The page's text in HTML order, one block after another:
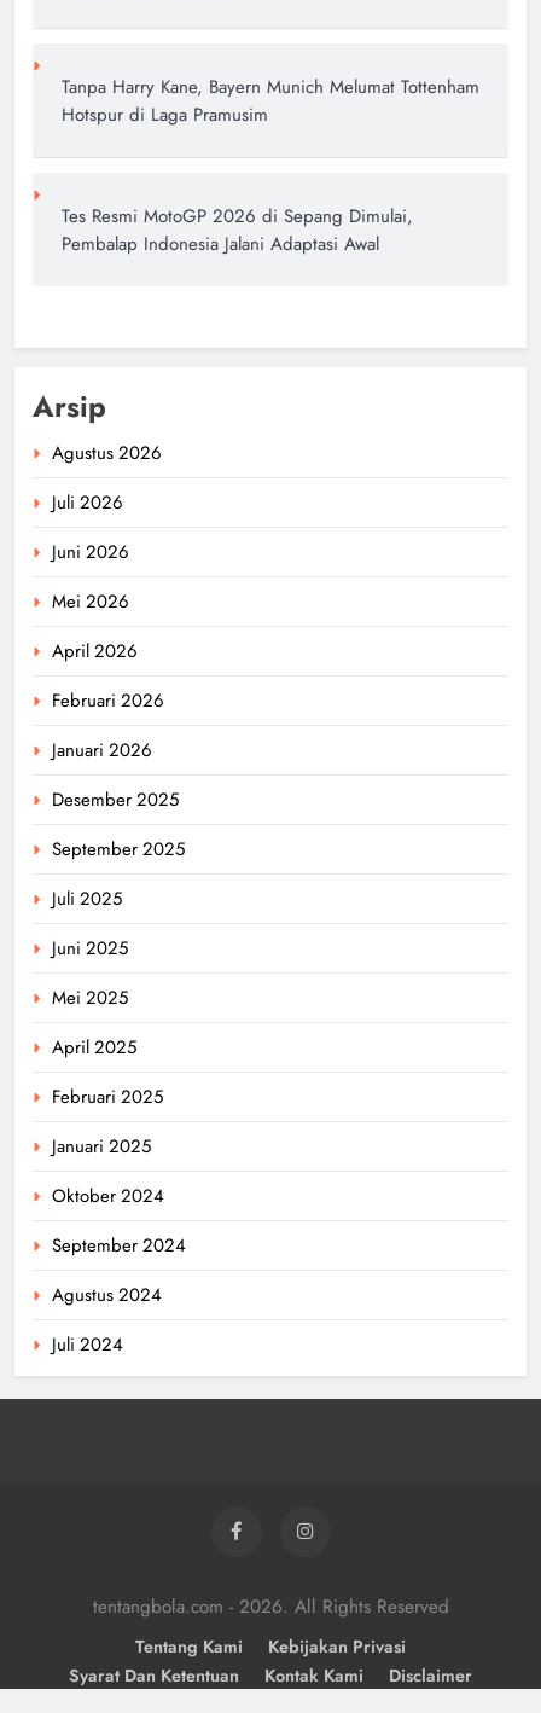
Tanpa Harry Kane, Bayern Munich Melumat Tottenham
Hotspur di Laga Pramusim
Tes Resmi MotoGP 2026 di Sepang Dimulai,
Pembalap Indonesia Jalani Adaptasi Awal
Arsip
Agustus 2026
Juli 2026
Juni 2026
Mei 2026
April 2026
Februari 2026
Januari 2026
Desember 2025
September 2025
Juli 2025
Juni 2025
Mei 2025
April 2025
Februari 2025
Januari 2025
Oktober 2024
September 2024
Agustus 2024
Juli 2024
tentangbola.com - 2026. All Rights Reserved
Tentang Kami
Kebijakan Privasi
Syarat Dan Ketentuan
Kontak Kami Disclaimer